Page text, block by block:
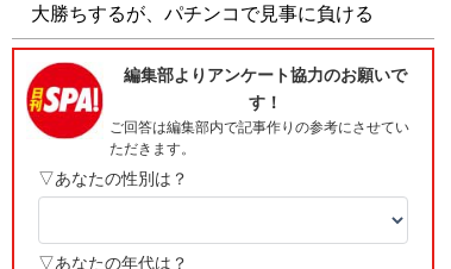
大勝ちするが、パチンコで見事に負ける